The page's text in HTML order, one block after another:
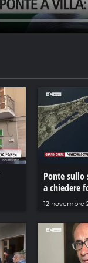
Ponte
a chiedere
12 novembre